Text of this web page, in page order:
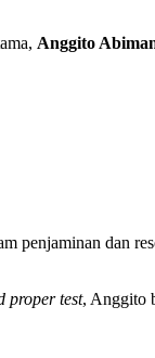
Anggito
penjaminan dan
proper test, Anggito